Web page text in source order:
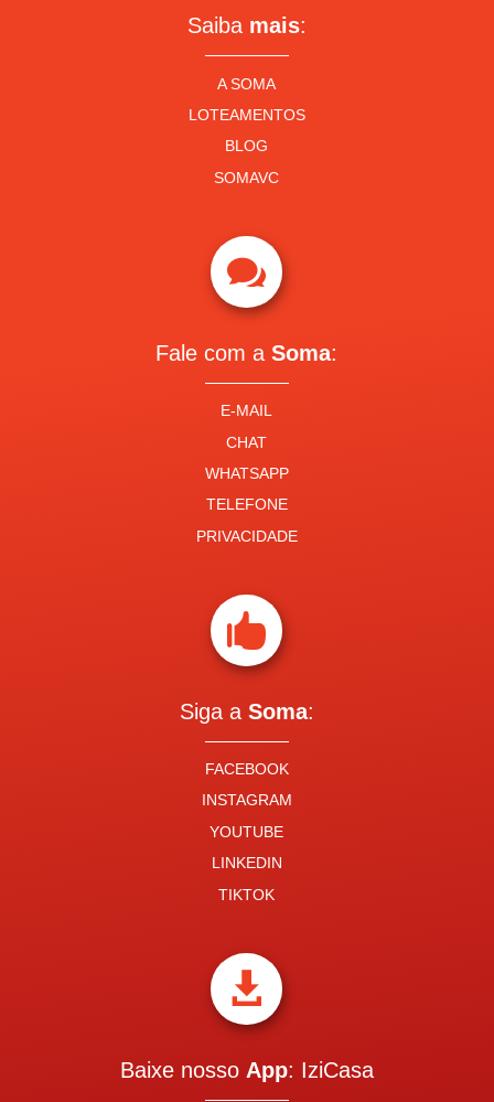
Saiba mais:
A SOMA
LOTEAMENTOS
BLOG
SOMAVC

Fale com aSoma:
E-MAIL
CHAT
WHATSAPP
TELEFONE
PRIVACIDADE

Siga a Soma:
FACEBOOK
INSTAGRAM
YOUTUBE
LINKEDIN
TIKTOK

Baixe nosso App: IziCasa